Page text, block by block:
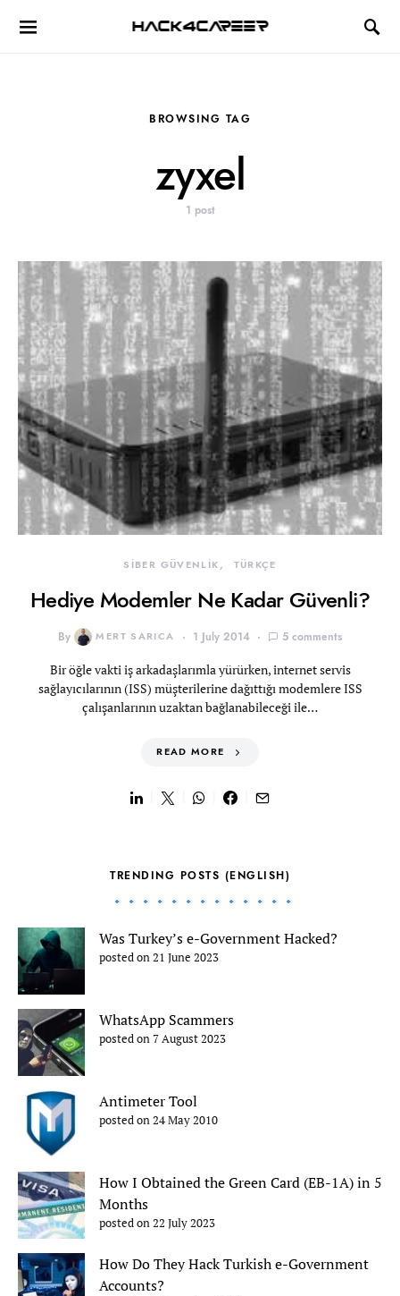
Hack4Career
BROWSING TAG
zyxel
1 post
SİBER GÜVENLİK TÜRKÇE
Hediye Modemler Ne Kadar Güvenli?
By MERT SARICA 1 July 2014 5 comments
Bir öğle vakti iş arkadaşlarımla yürürken, internet servis
sağlayıcılarının (ISS) müşterilerine dağıttığı modemlere ISS
çalışanlarının uzaktan bağlanabileceği ile…
READ MORE
TRENDING POSTS (ENGLISH)
Was Turkey’s e-Government Hacked?
posted on 21 June 2023
WhatsApp Scammers
posted on 7 August 2023
Antimeter Tool
posted on 24 May 2010
How I Obtained the Green Card (EB-1A) in 5
Months
posted on 22 July 2023
How Do They Hack Turkish e-Government
Accounts?